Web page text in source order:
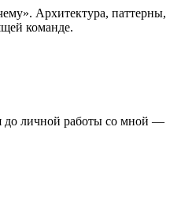
Архитектура, паттерны,
команде.
до личной работы со мной —